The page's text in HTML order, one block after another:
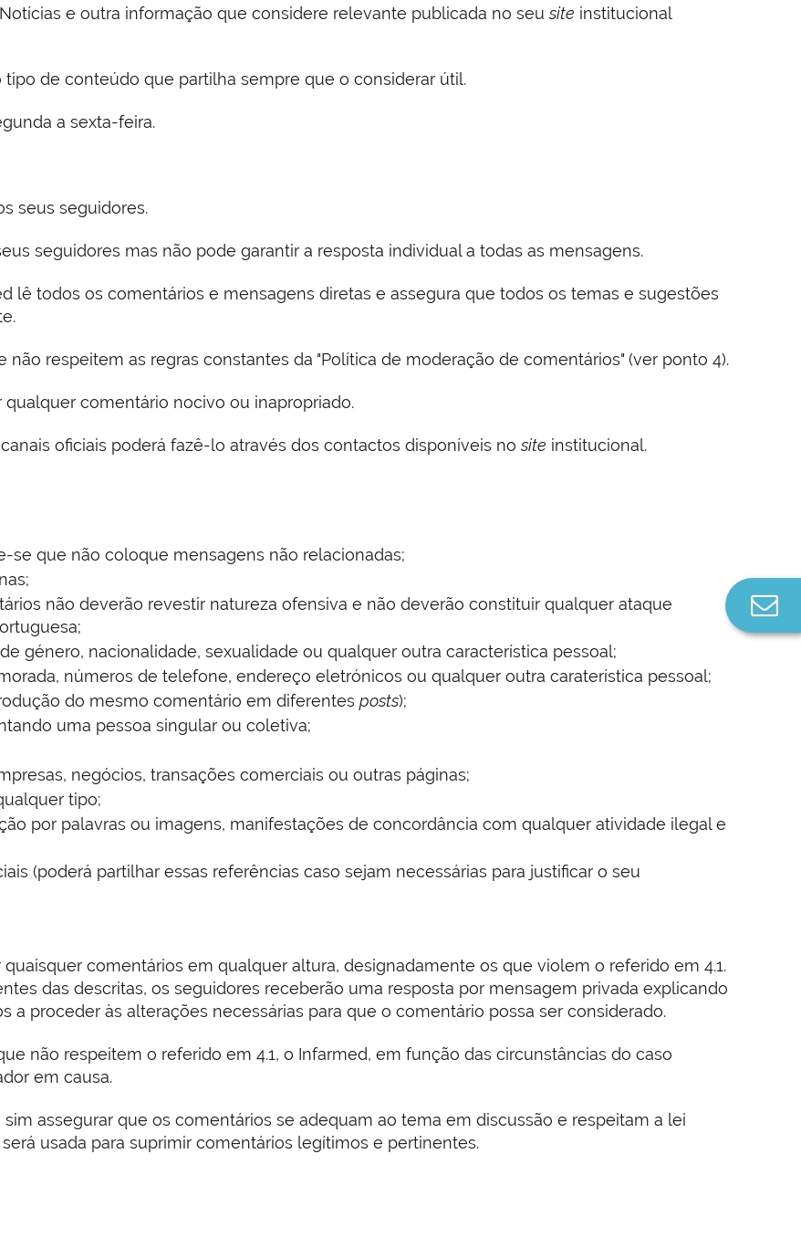
e outra informação que considere relevante publicada no seusite institucional
tipo de conteúdo que partilha sempre que o considerar útil.
a sexta-feira.
seus seguidores.
seguidores mas não pode garantir a resposta individual a todas as mensagens.
lê todos os comentários e mensagens diretas e assegura que todos os temas e sugestões
não respeitem as regras constantes da "Política de moderação de comentários" (ver ponto 4).
comentário nocivo ou inapropriado.
oficiais poderá fazê-lo através dos contactos disponíveis nosite institucional.
se que não coloque mensagens não relacionadas;
não deverão revestir natureza ofensiva e não deverão constituir qualquer ataque
género, nacionalidade, sexualidade ou qualquer outra característica pessoal;
números de telefone, endereço eletrónicos ou qualquer outra caraterística pessoal;
do mesmo comentário em diferentes posts);
uma pessoa singular ou coletiva;
negócios, transações comerciais ou outras páginas;
tipo;
por palavras ou imagens, manifestações de concordância com qualquer atividade ilegal e
(poderá partilhar essas referências caso sejam necessárias para justificar o seu
comentários em qualquer altura, designadamente os que violem o referido em 4.1.
das descritas, os seguidores receberão uma resposta por mensagem privada explicando
a proceder às alterações necessárias para que o comentário possa ser considerado.
não respeitem o referido em 4.1, o Infarmed, em função das circunstâncias do caso
em causa.
assegurar que os comentários se adequam ao tema em discussão e respeitam a lei
usada para suprimir comentários legítimos e pertinentes.